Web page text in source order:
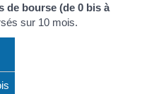
de bourse (de 0 bis à
sur 10 mois.